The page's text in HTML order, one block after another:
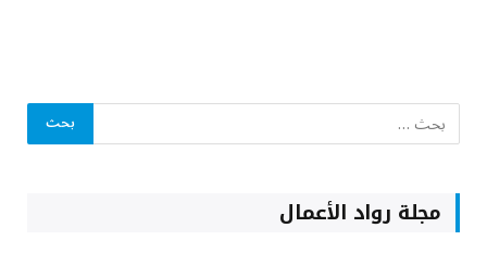
مجلة رواد الأعمال